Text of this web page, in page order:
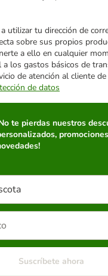
utilizar tu dirección de
sobre sus propios
a ello en cualquier
a los gastos básicos de
de atención al cliente
de datos
te pierdas nuestros
Suscríbete ahora